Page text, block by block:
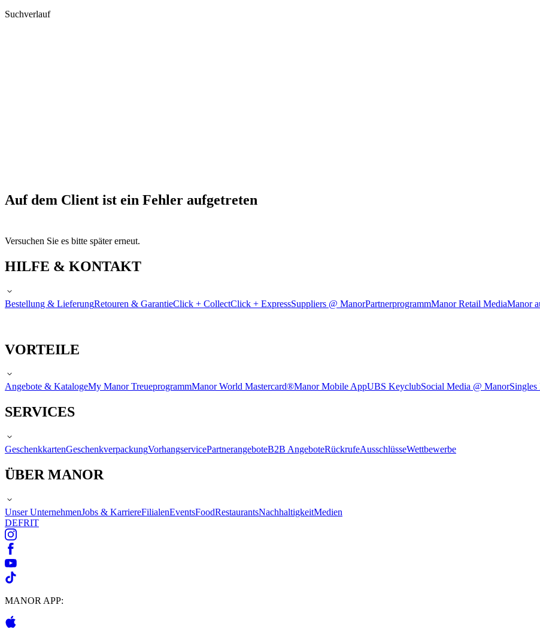
Suchverlauf
Auf dem Client ist ein Fehler aufgetreten
Versuchen Sie es bitte später erneut.
HILFE & KONTAKT
Bestellung & LieferungRetouren & GarantieClick + CollectClick + ExpressSuppliers @ ManorPartnerprogrammManor Retail MediaManor
VORTEILE
Angebote & KatalogeMy Manor TreueprogrammManor World Mastercard®Manor Mobile AppUBS KeyclubSocial Media @ ManorSingles
SERVICES
GeschenkkartenGeschenkverpackungVorhangservicePartnerangeboteB2B AngeboteRückrufeAusschlüsseWettbewerbe
ÜBER MANOR
Unser UnternehmenJobs & KarriereFilialenEventsFoodRestaurantsNachhaltigkeitMedien
DEFRIT
MANOR APP: